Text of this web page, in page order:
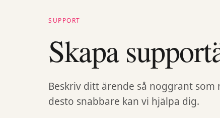
SUPPORT
Skapa
Beskriv ditt ärende så noggrant
desto snabbare kan vi hjälpa dig.